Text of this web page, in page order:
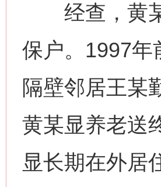
经查，黄某
保户。1997年
隔壁邻居王某
黄某显养老送
显长期在外居